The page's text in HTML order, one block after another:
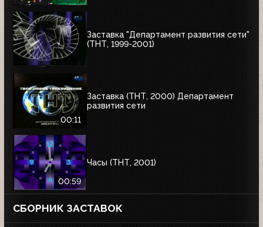
Заставка "Департамент развития сети"
(ТНТ, 1999-2001)
00:11
Заставка (ТНТ, 2000) Департамент
развития сети
00:59
Часы (ТНТ, 2001)
СБОРНИК ЗАСТАВОК